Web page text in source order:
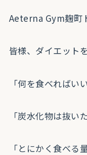
Aeterna Gym麹町
皆様、ダイエット
「何を食べればい
「炭水化物は抜い
「とにかく食べる